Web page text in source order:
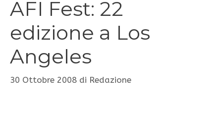
AFI Fest: 22
edizione a Los
Angeles
30 Ottobre 2008 di Redazione